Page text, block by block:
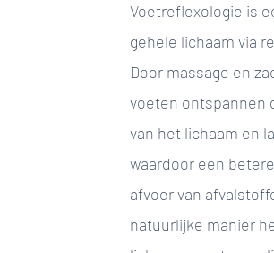
Voetreflexologie is
gehele lichaam via
Door massage en
voeten ontspannen
van het lichaam en
waardoor een
afvoer van
natuurlijke manier